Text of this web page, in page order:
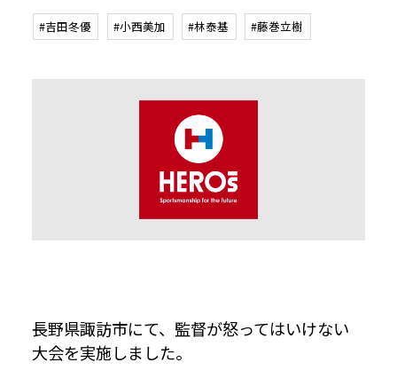
#吉田冬優 #小西美加 #林泰基 #藤巻立樹
長野県諏訪市にて、監督が怒ってはいけない
大会を実施しました。